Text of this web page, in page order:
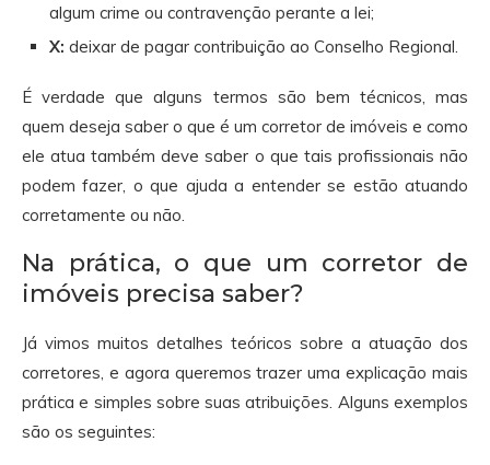
algum crime ou contravenção perante a lei;
X: deixar de pagar contribuição ao Conselho Regional.
É verdade que alguns termos são bem técnicos, mas
quem deseja saber o que é um corretor de imóveis e como
ele atua também deve saber o que tais profissionais não
podem fazer, o que ajuda a entender se estão atuando
corretamente ou não.
Na prática, o que um corretor de
imóveis precisa saber?
Já vimos muitos detalhes teóricos sobre a atuação dos
corretores, e agora queremos trazer uma explicação mais
prática e simples sobre suas atribuições. Alguns exemplos
são os seguintes: